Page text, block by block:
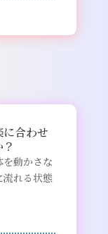
合わせ
動かさな
流れる状態